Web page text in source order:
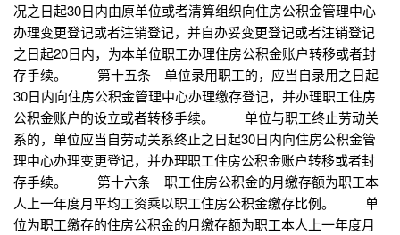
况之日起30日内由原单位或者清算组织向住房公积金管理中心
办理变更登记或者注销登记，并自办妥变更登记或者注销登记
之日起20日内，为本单位职工办理住房公积金账户转移或者封
存手续。 第十五条 单位录用职工的，应当自录用之日起
30日内向住房公积金管理中心办理缴存登记，并办理职工住房
公积金账户的设立或者转移手续。 单位与职工终止劳动关
系的，单位应当自劳动关系终止之日起30日内向住房公积金管
理中心办理变更登记，并办理职工住房公积金账户转移或者封
存手续。 第十六条 职工住房公积金的月缴存额为职工本
人上一年度月平均工资乘以职工住房公积金缴存比例。 单
位为职工缴存的住房公积金的月缴存额为职工本人上一年度月